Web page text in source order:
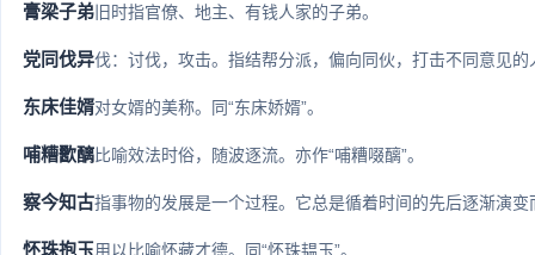
膏梁子弟 旧时指官僚、地主、有钱人家的子弟。
党同伐异伐：讨伐，攻击。指结帮分派，偏向同伙，打击不同意见的
东床佳婿对女婿的美称。同“东床娇婿”。
哺糟歠醨比喻效法时俗，随波逐流。亦作“哺糟啜醨”。
察今知古指事物的发展是一个过程。它总是循着时间的先后逐渐演
怀珠抱玉用以比喻怀藏才德。同“怀珠韫玉”。